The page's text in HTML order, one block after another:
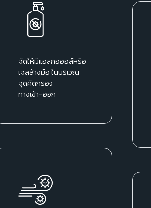
จัดให้มีแอลกอฮอล์หรือ
เจลล้างมือ ในบริเวณ
จุดคัดกรอง
ทางเข้า-ออก